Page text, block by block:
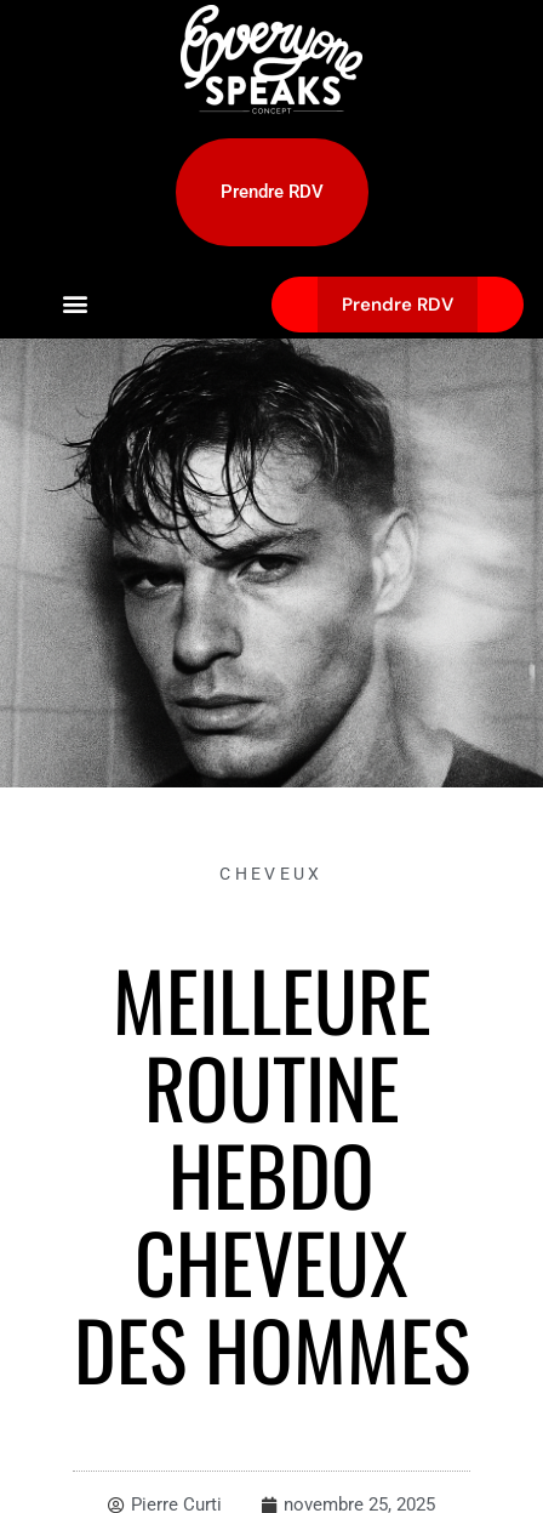
Prendre RDV
Prendre RDV
CHEVEUX
MEILLEURE
ROUTINE
HEBDO
CHEVEUX
DES HOMMES
Pierre Curti novembre 25, 2025